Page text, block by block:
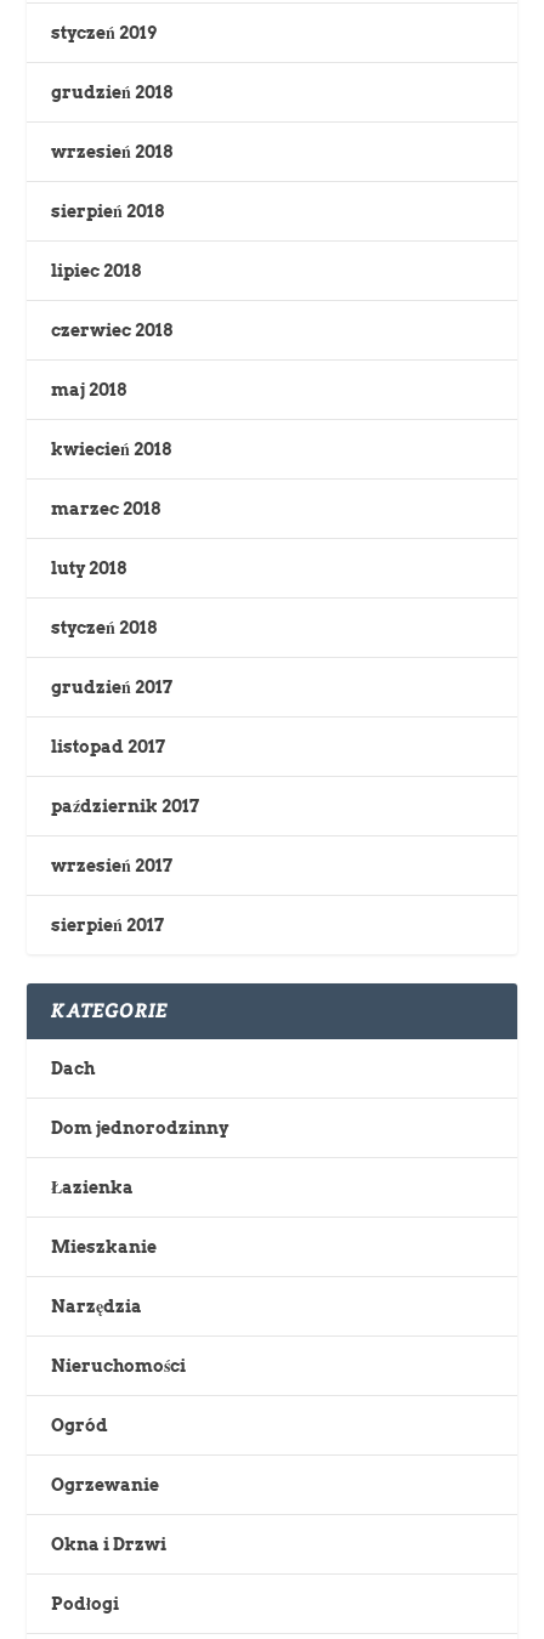
styczeń 2019
grudzień 2018
wrzesień 2018
sierpień 2018
lipiec 2018
czerwiec 2018
maj 2018
kwiecień 2018
marzec 2018
luty 2018
styczeń 2018
grudzień 2017
listopad 2017
październik 2017
wrzesień 2017
sierpień 2017
KATEGORIE
Dach
Dom jednorodzinny
Łazienka
Mieszkanie
Narzędzia
Nieruchomości
Ogród
Ogrzewanie
Okna i Drzwi
Podłogi